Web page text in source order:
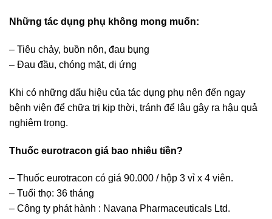
Những tác dụng phụ không mong muốn:
– Tiêu chảy, buồn nôn, đau bụng
– Đau đầu, chóng mặt, dị ứng
Khi có những dấu hiệu của tác dụng phụ nên đến ngay
bệnh viện để chữa trị kịp thời, tránh để lâu gây ra hậu quả
nghiêm trọng.
Thuốc eurotracon giá bao nhiêu tiền?
– Thuốc eurotracon có giá 90.000 / hộp 3 vỉ x 4 viên.
– Tuổi thọ: 36 tháng
– Công ty phát hành : Navana Pharmaceuticals Ltd.